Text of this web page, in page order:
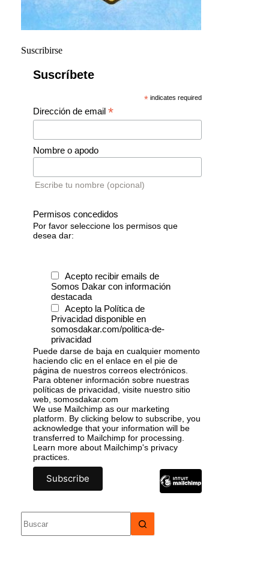
Suscribirse
Suscríbete
* indicates required
Dirección de email *
Nombre o apodo
Escribe tu nombre (opcional)
Permisos concedidos
Por favor seleccione los permisos que
desea dar:
Acepto recibir emails de
Somos Dakar con información
destacada
Acepto la Política de
Privacidad disponible en
somosdakar.com/politica-de-
privacidad
Puede darse de baja en cualquier momento
haciendo clic en el enlace en el pie de
página de nuestros correos electrónicos.
Para obtener información sobre nuestras
políticas de privacidad, visite nuestro sitio
web, somosdakar.com
We use Mailchimp as our marketing
platform. By clicking below to subscribe, you
acknowledge that your information will be
transferred to Mailchimp for processing.
Learn more about Mailchimp's privacy
practices.